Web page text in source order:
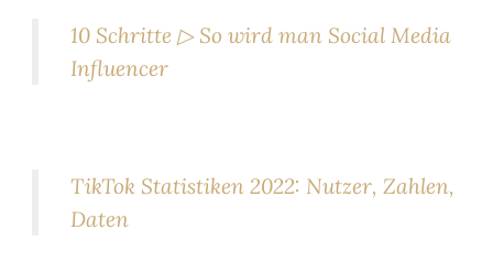
10 Schritte ▷ So wird man Social Media
Influencer
TikTok Statistiken 2022: Nutzer, Zahlen,
Daten